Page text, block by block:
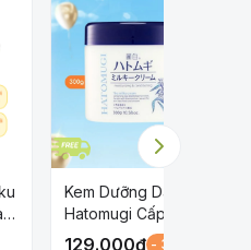
Kem Dưỡng Da Mặt
Hatomugi Cấp Ẩm & Làm
Sáng Da 300g
129.000đ - 36%